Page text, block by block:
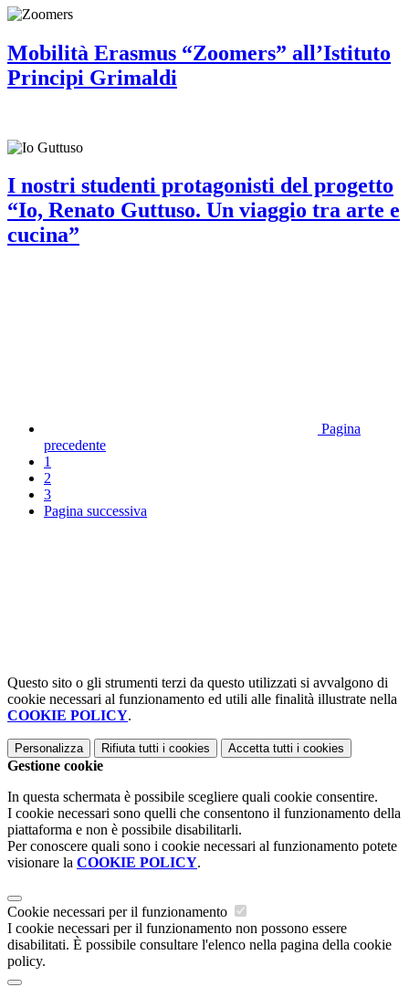
Mobilità Erasmus “Zoomers” all’Istituto
Principi Grimaldi
I nostri studenti protagonisti del progetto
“Io, Renato Guttuso. Un viaggio tra arte e
cucina”
Pagina
precedente
1
2
3
Pagina successiva
Questo sito o gli strumenti terzi da questo utilizzati si avvalgono di
cookie necessari al funzionamento ed utili alle finalità illustrate nella
COOKIE POLICY.
Personalizza Rifiuta tutti i cookies Accetta tutti i cookies
Gestione cookie
In questa schermata è possibile scegliere quali cookie consentire.
I cookie necessari sono quelli che consentono il funzionamento della
piattaforma e non è possibile disabilitarli.
Per conoscere quali sono i cookie necessari al funzionamento potete
visionare la COOKIE POLICY.
Cookie necessari per il funzionamento
I cookie necessari per il funzionamento non possono essere
disabilitati. È possibile consultare l'elenco nella pagina della cookie
policy.